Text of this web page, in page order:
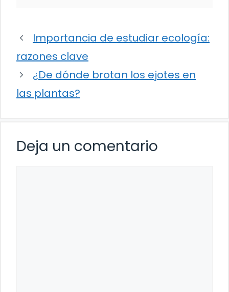
Importancia de estudiar ecología:
razones clave
¿De dónde brotan los ejotes en
las plantas?
Deja un comentario